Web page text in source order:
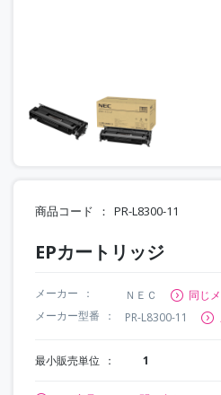
商品コード PR-L8300-11
EPカートリッジ
メーカー ＮＥＣ
同じ
メーカー型番
PR-L8300-11
最小販売単位 1